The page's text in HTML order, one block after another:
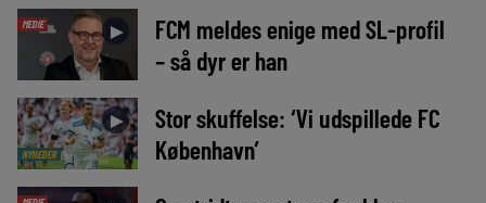
MEDIE ►
FCM meldes enige med SL-profil
– så dyr er han
NYHEDER
►
Stor skuffelse: ‘Vi udspillede FC
København’